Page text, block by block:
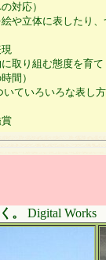
の対応）
や立体に表したり
取り組む態度を育
間）
ていろいろな表し
賞
。 Digital Works